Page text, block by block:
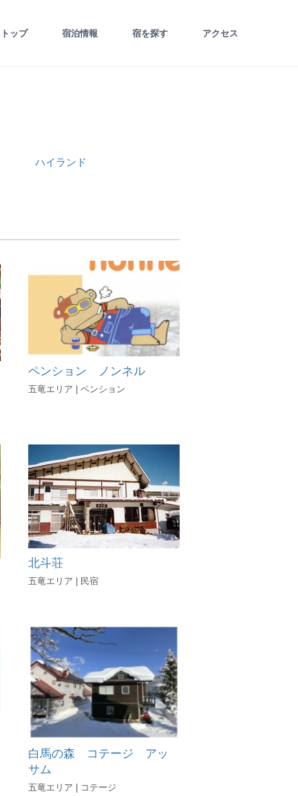
トップ 宿泊情報 宿を探す アクセス
ハイランド
ペンション ノンネル
五竜エリア | ペンション
北斗荘
五竜エリア | 民宿
白馬の森 コテージ アッ
サム
五竜エリア | コテージ